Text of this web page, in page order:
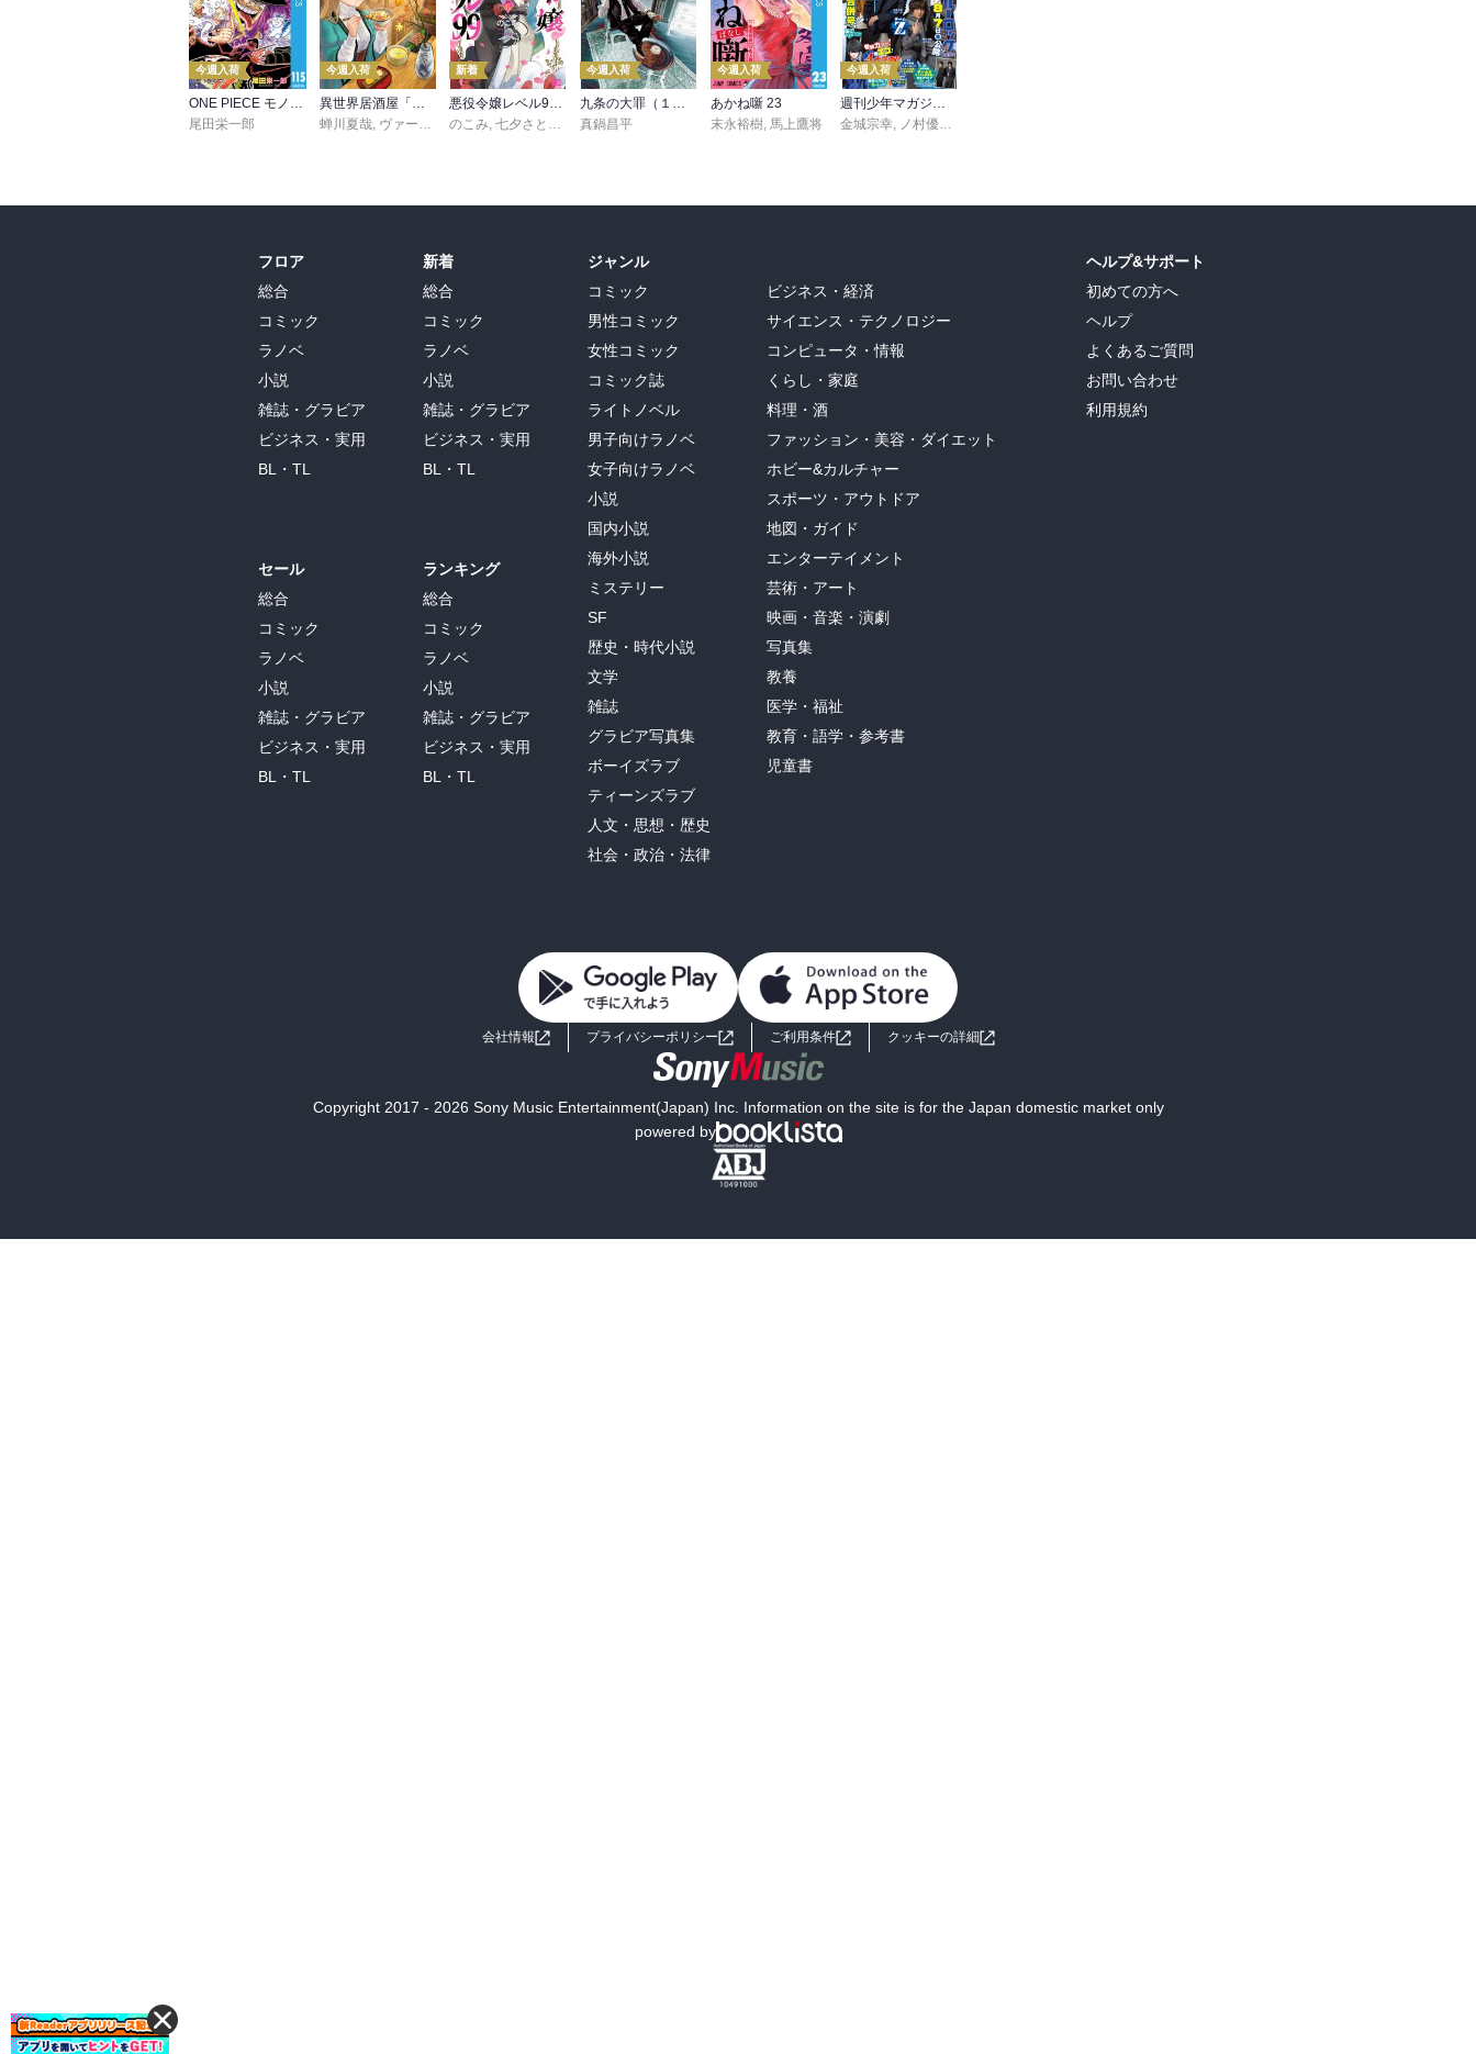
今週入荷
ONE PIECE モノクロ版 115
尾田栄一郎
今週入荷
異世界居酒屋「のぶ」(22)
蝉川夏哉, ヴァージニア二等兵 ,転
新着
悪役令嬢レベル99 ～私は裏ボスですが魔王ではありません～ その６
のこみ,七夕さとり Tea
今週入荷
九条の大罪（１７）
真鍋昌平
今週入荷
あかね噺 23
末永裕樹, 馬上鷹将
今週入荷
週刊少年マガジン 2026年36・37号[2026年8月5日発売]
金城宗幸, ノ村優介
フロア
総合
コミック
ラノベ
小説
雑誌・グラビア
ビジネス・実用
BL・TL
セール
総合
コミック
ラノベ
小説
雑誌・グラビア
ビジネス・実用
BL・TL
新着
総合
コミック
ラノベ
小説
雑誌・グラビア
ビジネス・実用
BL・TL
ランキング
総合
コミック
ラノベ
小説
雑誌・グラビア
ビジネス・実用
BL・TL
ジャンル
コミック
男性コミック
女性コミック
コミック誌
ライトノベル
男子向けラノベ
女子向けラノベ
小説
国内小説
海外小説
ミステリー
SF
歴史・時代小説
文学
雑誌
グラビア写真集
ボーイズラブ
ティーンズラブ
人文・思想・歴史
社会・政治・法律
ビジネス・経済
サイエンス・テクノロジー
コンピュータ・情報
くらし・家庭
料理・酒
ファッション・美容・ダイエット
ホビー&カルチャー
スポーツ・アウトドア
地図・ガイド
エンターテイメント
芸術・アート
映画・音楽・演劇
写真集
教養
医学・福祉
教育・語学・参考書
児童書
ヘルプ&サポート
初めての方へ
ヘルプ
よくあるご質問
お問い合わせ
利用規約
会社情報 プライバシーポリシー ご利用条件 クッキーの詳細
Copyright 2017 - 2026 Sony Music Entertainment(Japan) Inc. Information on the site is for the Japan domestic market only
powered by